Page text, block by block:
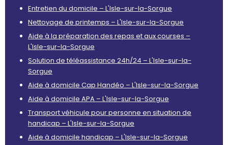
Entretien du domicile – L'Isle-sur-la-Sorgue
Nettoyage de printemps – L'Isle-sur-la-Sorgue
Aide à la préparation des repas et aux courses –
L'Isle-sur-la-Sorgue
Solution de téléassistance 24h/24 – L'Isle-sur-la-
Sorgue
Aide à domicile Cap Handéo – L'Isle-sur-la-Sorgue
Aide à domicile APA – L'Isle-sur-la-Sorgue
Transport véhicule pour personne en situation de
handicap – L'Isle-sur-la-Sorgue
Aide à domicile handicap – L'Isle-sur-la-Sorgue